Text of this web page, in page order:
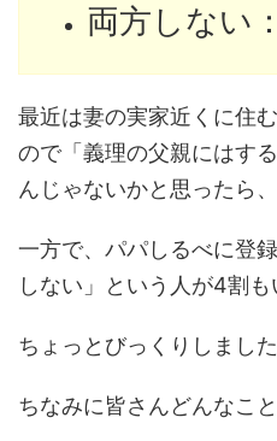
両方しない
最近は妻の実家近くに住
ので「義理の父親にはす
んじゃないかと思ったら
一方で、パパしるべに登
しない」という人が4割も
ちょっとびっくりしました
ちなみに皆さんどんなこ